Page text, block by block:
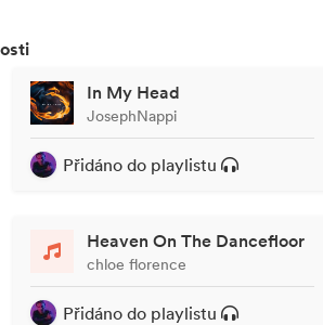
In My Head
JosephNappi
Přidáno do playlistu
Heaven On The Dancefloor
chloe florence
Přidáno do playlistu